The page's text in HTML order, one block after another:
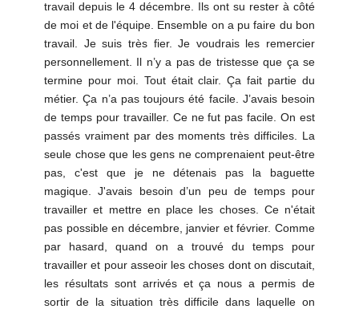
travail depuis le 4 décembre. Ils ont su rester à côté
de moi et de l'équipe. Ensemble on a pu faire du bon
travail. Je suis très fier. Je voudrais les remercier
personnellement. Il n’y a pas de tristesse que ça se
termine pour moi. Tout était clair. Ça fait partie du
métier. Ça n’a pas toujours été facile. J’avais besoin
de temps pour travailler. Ce ne fut pas facile. On est
passés vraiment par des moments très difficiles. La
seule chose que les gens ne comprenaient peut-être
pas, c'est que je ne détenais pas la baguette
magique. J'avais besoin d’un peu de temps pour
travailler et mettre en place les choses. Ce n'était
pas possible en décembre, janvier et février. Comme
par hasard, quand on a trouvé du temps pour
travailler et pour asseoir les choses dont on discutait,
les résultats sont arrivés et ça nous a permis de
sortir de la situation très difficile dans laquelle on